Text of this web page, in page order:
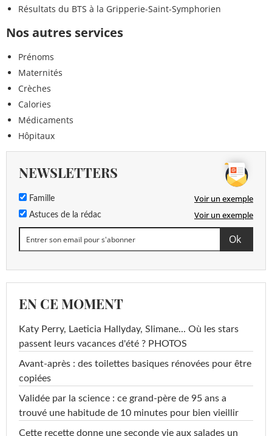
Résultats du BTS à la Gripperie-Saint-Symphorien
Nos autres services
Prénoms
Maternités
Crèches
Calories
Médicaments
Hôpitaux
NEWSLETTERS
Famille Voir un exemple
Astuces de la rédac Voir un exemple
EN CE MOMENT
Katy Perry, Laeticia Hallyday, Slimane... Où les stars
passent leurs vacances d'été ? PHOTOS
Avant-après : des toilettes basiques rénovées pour être
copiées
Validée par la science : ce grand-père de 95 ans a
trouvé une habitude de 10 minutes pour bien vieillir
Cette recette donne une seconde vie aux salades un